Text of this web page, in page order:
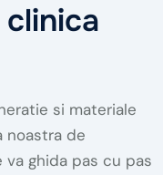
si materiale
noastra de
ghida pas cu pas